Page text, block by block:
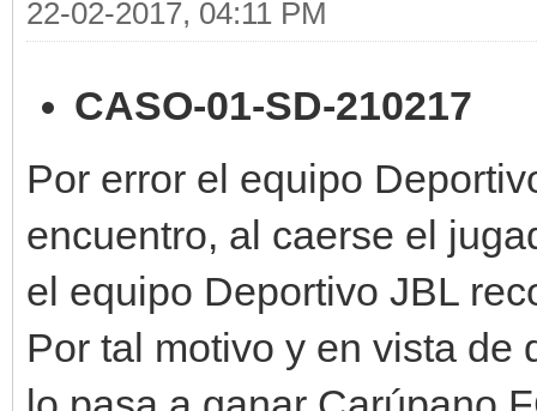
22-02-2017, 04:11 PM
CASO-01-SD-210217
Por error el equipo
encuentro, al caerse el
el equipo Deportivo JBL
Por tal motivo y en vista de